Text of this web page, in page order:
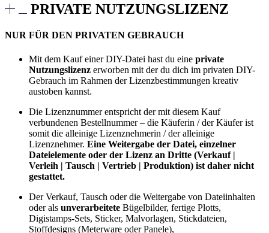
PRIVATE NUTZUNGSLIZENZ
NUR FÜR DEN PRIVATEN GEBRAUCH
Mit dem Kauf einer DIY-Datei hast du eine private
Nutzungslizenz erworben mit der du dich im privaten DIY-
Gebrauch im Rahmen der Lizenzbestimmungen kreativ
austoben kannst.
Die Lizenznummer entspricht der mit diesem Kauf
verbundenen Bestellnummer – die Käuferin / der Käufer ist
somit die alleinige Lizenznehmerin / der alleinige
Lizenznehmer. Eine Weitergabe der Datei, einzelner
Dateielemente oder der Lizenz an Dritte (Verkauf |
Verleih | Tausch | Vertrieb | Produktion) ist daher nicht
gestattet.
Der Verkauf, Tausch oder die Weitergabe von Dateiinhalten
oder als unverarbeitete Bügelbilder, fertige Plotts,
Digistamps-Sets, Sticker, Malvorlagen, Stickdateien,
Stoffdesigns (Meterware oder Panele),